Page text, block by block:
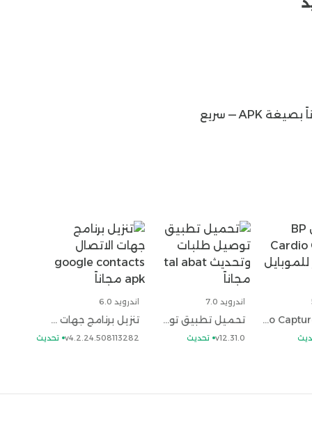
يمكنك تنزيل أحدث إصدار من موقعنا الإلكتروني تحميل metavoicer وتحديث تنزيل برنامج metavoicer مجاناً بصيغة APK — سريع
تحميل BP Cardio Capture اخر اصدار للموبايل مجاناً تحميل تطبيق توصيل طلبات وتحديث tal abat مجاناً
اندرويد 7.0
v12.31.0 تحديث
تنزيل برنامج جهات الاتصال google contacts apk مجاناً
اندرويد 6.0
v4.2.24.508113282 تحديث